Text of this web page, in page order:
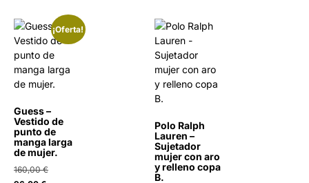
¡Oferta!
Guess –
Vestido de
punto de
manga larga
de mujer.
160,00€
Polo Ralph
Lauren –
Sujetador
mujer con aro
y relleno copa
B.